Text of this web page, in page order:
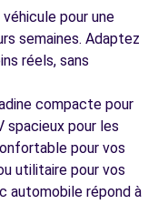
pour une
semaines. Adaptez
réels, sans
compacte pour
spacieux pour les
pour vos
utilitaire pour vos
automobile répond à